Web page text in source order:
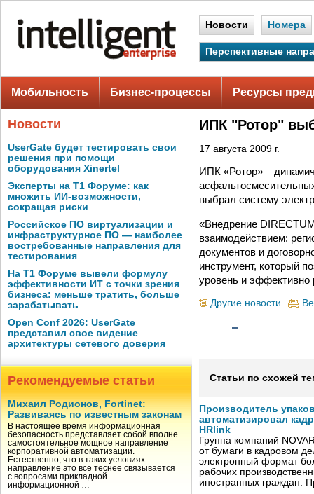
Новости Номера
Перспективные
Мобильность Бизнес-процессы Ресурсы
Новости
UserGate будет тестировать свои
решения при помощи
оборудования Xinertel
Эксперты на Т1 Форуме: как
множить ИИ-возможности,
сокращая риски
Российское ПО виртуализации и
инфраструктурное ПО — наиболее
востребованные направления для
тестирования
На Т1 Форуме вывели формулу
эффективности ИТ с точки зрения
бизнеса: меньше тратить, больше
зарабатывать
Open Conf 2026: UserGate
представил свое видение
архитектуры сетевого доверия
Рекомендуемые статьи
Михаил Родионов, Fortinet:
Развиваясь по известным законам
В настоящее время информационная
безопасность представляет собой вполне
самостоятельное мощное направление
корпоративной автоматизации.
Естественно, что в таких условиях
направление это все теснее связывается
с вопросами прикладной
информационной …
ИПК "Ротор"
17 августа 2009 г.
ИПК «Ротор» –
выбрал систему
«Внедрение
взаимодействием:
документов и
инструмент, который
уровень и эффективно
Другие новости
Статьи по схожей
Производитель
автоматизировал
HRlink
Группа компаний
от бумаги в кадровом
электронный формат
рабочих
иностранных граждан.